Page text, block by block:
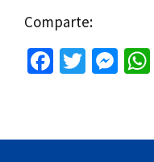
Comparte:
Fa
o
T
er
M
n